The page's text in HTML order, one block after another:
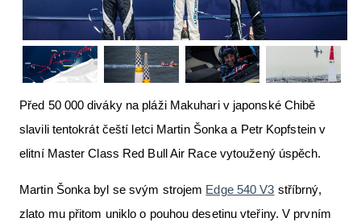
Před 50 000 diváky na pláži Makuhari v japonské Chibě
slavili tentokrát čeští letci Martin Šonka a Petr Kopfstein v
elitní Master Class Red Bull Air Race vytoužený úspěch.
Martin Šonka byl se svým strojem Edge 540 V3 stříbrný,
zlato mu přitom uniklo o pouhou desetinu vteřiny. V prvním
Letecká muzea
VFR Communication app
The SAFE Guide app
Nabídky práce v letectví